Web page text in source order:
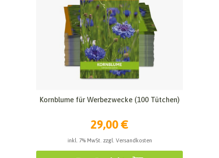
Kornblume für Werbezwecke (100 Tütchen)
29,00 €
inkl. 7% MwSt. zzgl. Versandkosten